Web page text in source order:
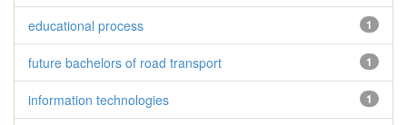
1
educational process
1
future bachelors of road transport
1
information technologies